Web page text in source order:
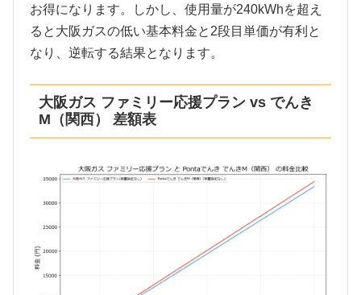
お得になります。しかし、使用量が240kWhを超え
ると大阪ガスの低い基本料金と2段目単価が有利と
なり、逆転する結果となります。
大阪ガス ファミリー応援プラン vs でんき
M（関西） 差額表